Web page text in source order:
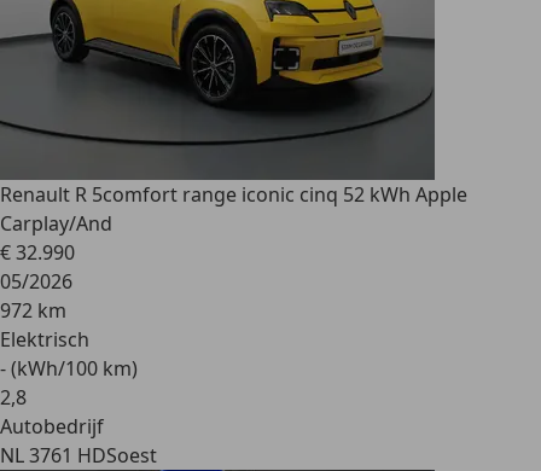
Renault R 5comfort range iconic cinq 52 kWh Apple
Carplay/And
€ 32.990
05/2026
972 km
Elektrisch
- (kWh/100 km)
2,8
Autobedrijf
NL 3761 HDSoest